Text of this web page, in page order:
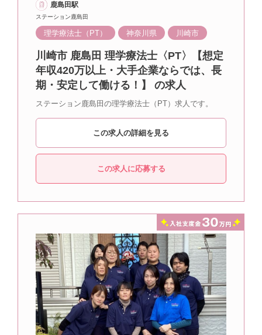
鹿島田駅
ステーション鹿島田
理学療法士（PT） 神奈川県 川崎市
川崎市 鹿島田 理学療法士〈PT〉【想定
年収420万以上・大手企業ならでは、長
期・安定して働ける！】 の求人
ステーション鹿島田の理学療法士（PT）求人です。
この求人の詳細を見る
この求人に応募する